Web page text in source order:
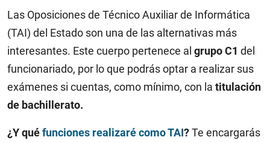
Las Oposiciones de Técnico Auxiliar de Informática
(TAI) del Estado son una de las alternativas más
interesantes. Este cuerpo pertenece al grupo C1 del
funcionariado, por lo que podrás optar a realizar sus
exámenes si cuentas, como mínimo, con la titulación
de bachillerato.
¿Y quéfunciones realizaré como TAI?Te encargarás